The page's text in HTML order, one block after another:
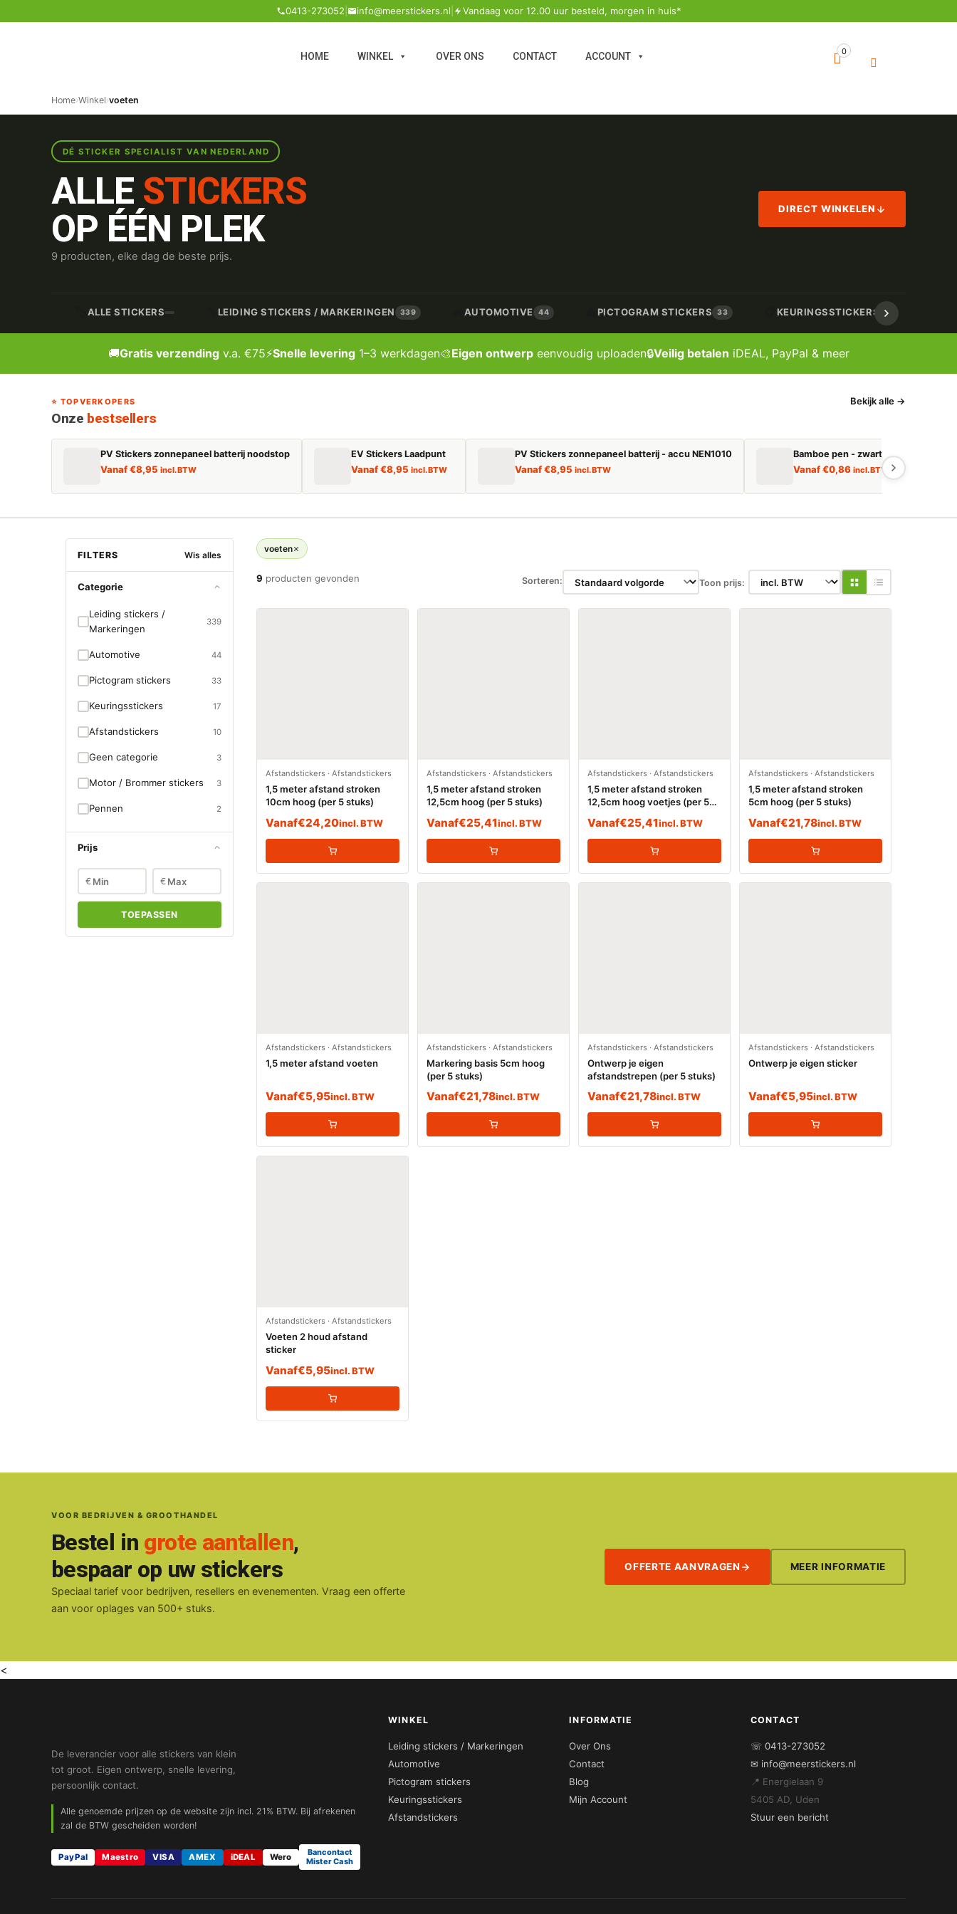
0413-273052 info@meerstickers.nl Vandaag voor 12.00 uur besteld, morgen in huis*
HOME WINKEL OVER ONS CONTACT ACCOUNT 0
Home›Winkel›voeten
DÉ STICKER SPECIALIST VAN NEDERLAND
ALLE STICKERS
OP ÉÉN PLEK
9 producten, elke dag de beste prijs.
DIRECT WINKELEN
ALLE STICKERS LEIDING STICKERS / MARKERINGEN 339 AUTOMOTIVE 44 PICTOGRAM STICKERS 33 KEURINGSSTICKERS 17
🚚Gratis verzendingv.a. €75⚡Snelle levering1–3 werkdagen🎨Eigen ontwerpeenvoudig uploaden🔒Veilig betalen iDEAL, PayPal & meer
⭐ TOPVERKOPERS
Onze bestsellers
Bekijk alle →
PV Stickers zonnepaneel batterij noodstop
Vanaf€8,95 incl. BTW
EV Stickers Laadpunt
Vanaf€8,95 incl. BTW
PV Stickers zonnepaneel batterij - accu NEN1010
Vanaf€8,95 incl. BTW
Bamboe pen - zwart schrijvend
Vanaf€0,86 incl. BTW
FILTERS Wis alles
Categorie
Leiding stickers /
Markeringen
339
Automotive 44
Pictogram stickers 33
Keuringsstickers 17
Afstandstickers 10
Geen categorie 3
Motor / Brommer stickers 3
Pennen 2
Prijs
€ €
TOEPASSEN
voeten
9 producten gevonden Sorteren: Toon prijs:
Afstandstickers · Afstandstickers
1,5 meter afstand stroken
10cm hoog (per 5 stuks)
Vanaf€24,20incl. BTW
Afstandstickers · Afstandstickers
1,5 meter afstand stroken
12,5cm hoog (per 5 stuks)
Vanaf€25,41incl. BTW
Afstandstickers · Afstandstickers
1,5 meter afstand stroken
12,5cm hoog voetjes (per 5
Vanaf€25,41incl. BTW
Afstandstickers · Afstandstickers
1,5 meter afstand stroken
5cm hoog (per 5 stuks)
Vanaf€21,78incl. BTW
Afstandstickers · Afstandstickers
1,5 meter afstand voeten
Vanaf€5,95incl. BTW
Afstandstickers · Afstandstickers
Markering basis 5cm hoog
(per 5 stuks)
Vanaf€21,78incl. BTW
Afstandstickers · Afstandstickers
Ontwerp je eigen
afstandstrepen (per 5 stuks)
Vanaf€21,78incl. BTW
Afstandstickers · Afstandstickers
Ontwerp je eigen sticker
Vanaf€5,95incl. BTW
Afstandstickers · Afstandstickers
Voeten 2 houd afstand
sticker
Vanaf€5,95incl. BTW
VOOR BEDRIJVEN & GROOTHANDEL
Bestel in grote aantallen,
bespaar op uw stickers
Speciaal tarief voor bedrijven, resellers en evenementen. Vraag een offerte
aan voor oplages van 500+ stuks.
OFFERTE AANVRAGEN MEER INFORMATIE
<
De leverancier voor alle stickers van klein
tot groot. Eigen ontwerp, snelle levering,
persoonlijk contact.
Alle genoemde prijzen op de website zijn incl. 21% BTW. Bij afrekenen
zal de BTW gescheiden worden!
PayPal Maestro VISA AMEX iDEAL Wero
Bancontact
Mister Cash
WINKEL
Leiding stickers / Markeringen
Automotive
Pictogram stickers
Keuringsstickers
Afstandstickers
INFORMATIE
Over Ons
Contact
Blog
Mijn Account
CONTACT
☏ 0413-273052
✉ info@meerstickers.nl
📍 Energielaan 9
5405 AD, Uden
Stuur een bericht